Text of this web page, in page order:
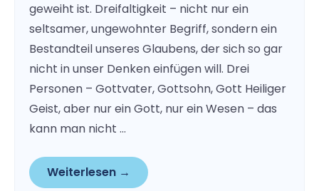
geweiht ist. Dreifaltigkeit – nicht nur ein
seltsamer, ungewohnter Begriff, sondern ein
Bestandteil unseres Glaubens, der sich so gar
nicht in unser Denken einfügen will. Drei
Personen – Gottvater, Gottsohn, Gott Heiliger
Geist, aber nur ein Gott, nur ein Wesen – das
kann man nicht …
Weiterlesen →